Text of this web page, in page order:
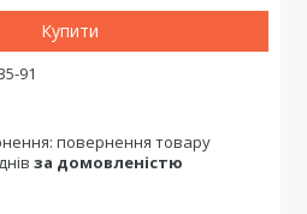
Купити
91
повернення товару
за домовленістю